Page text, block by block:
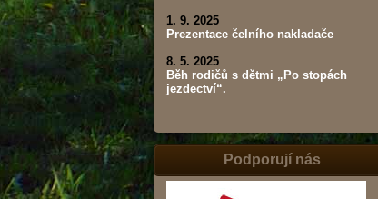
1. 9. 2025
Prezentace čelního nakladače
8. 5. 2025
Běh rodičů s dětmi „Po stopách
jezdectví“.
Podporují nás